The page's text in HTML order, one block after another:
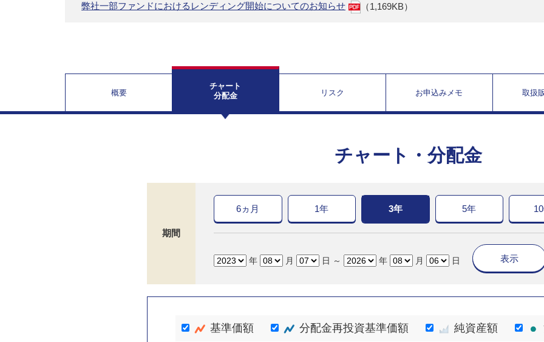
弊社一部ファンドにおけるレンディング開始についてのお知らせ
（1,169KB）
概要
チャート
分配金
リスク お申込みメモ 取扱
チャート・分配金
期間
6ヵ月 1年 3年 5年
年 月 日 ～ 年 月 日 表示
基準価額 分配金再投資基準価額 純資産額